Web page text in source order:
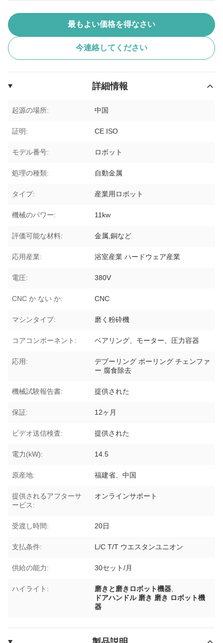
最もよい価格を得なさい
今連絡してください
詳細情報
起源の場所: 中国
証明: CE ISO
モデル番号: ロボット
処理の種類: 自動金属
タイプ: 産業用ロボット
機械のパワー: 11kw
評価可能な材料: 金属,銅など
応用産業: 浴室産業 ハードウェア産業
電圧: 380V
CNC か ない か: CNC
マシンタイプ: 磨く粉砕機
コアコンポーネント: ベアリング、モーター、圧力容器
応用:
デブーリング ポーリング チェンファ
ー 腐食除去
機械試験報告書: 提供された
保証: 12ヶ月
ビデオ送信検査: 提供された
電力(kW): 14.5
原産地: 福建省、中国
提供されるアフターサ
ービス:
オンラインサポート
受渡し時間: 20日
支払条件: L/C T/T ウエスタンユニオン
供給の能力: 30セット/月
ハイライト: 磨きと磨きロボット機器
ドアハンドル 磨き 磨き ロボット機
器